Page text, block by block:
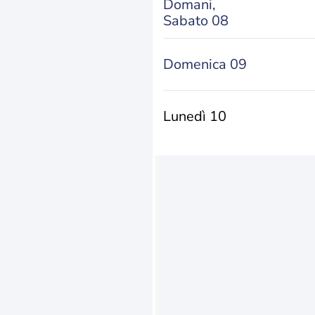
Domani,
Sabato 08
Domenica 09
Lunedì 10